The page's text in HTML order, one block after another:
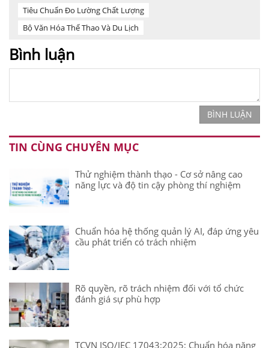
Tiêu Chuẩn Đo Lường Chất Lượng
Bộ Văn Hóa Thể Thao Và Du Lịch
Bình luận
BÌNH LUẬN
TIN CÙNG CHUYÊN MỤC
Thử nghiệm thành thạo - Cơ sở nâng cao
năng lực và độ tin cậy phòng thí nghiệm
Chuẩn hóa hệ thống quản lý AI, đáp ứng yêu
cầu phát triển có trách nhiệm
Rõ quyền, rõ trách nhiệm đối với tổ chức
đánh giá sự phù hợp
TCVN ISO/IEC 17043:2025: Chuẩn hóa năng